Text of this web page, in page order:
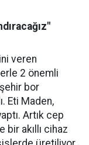
veren
2 önemli
bor
Eti Maden,
Artık cep
akıllı cihaz